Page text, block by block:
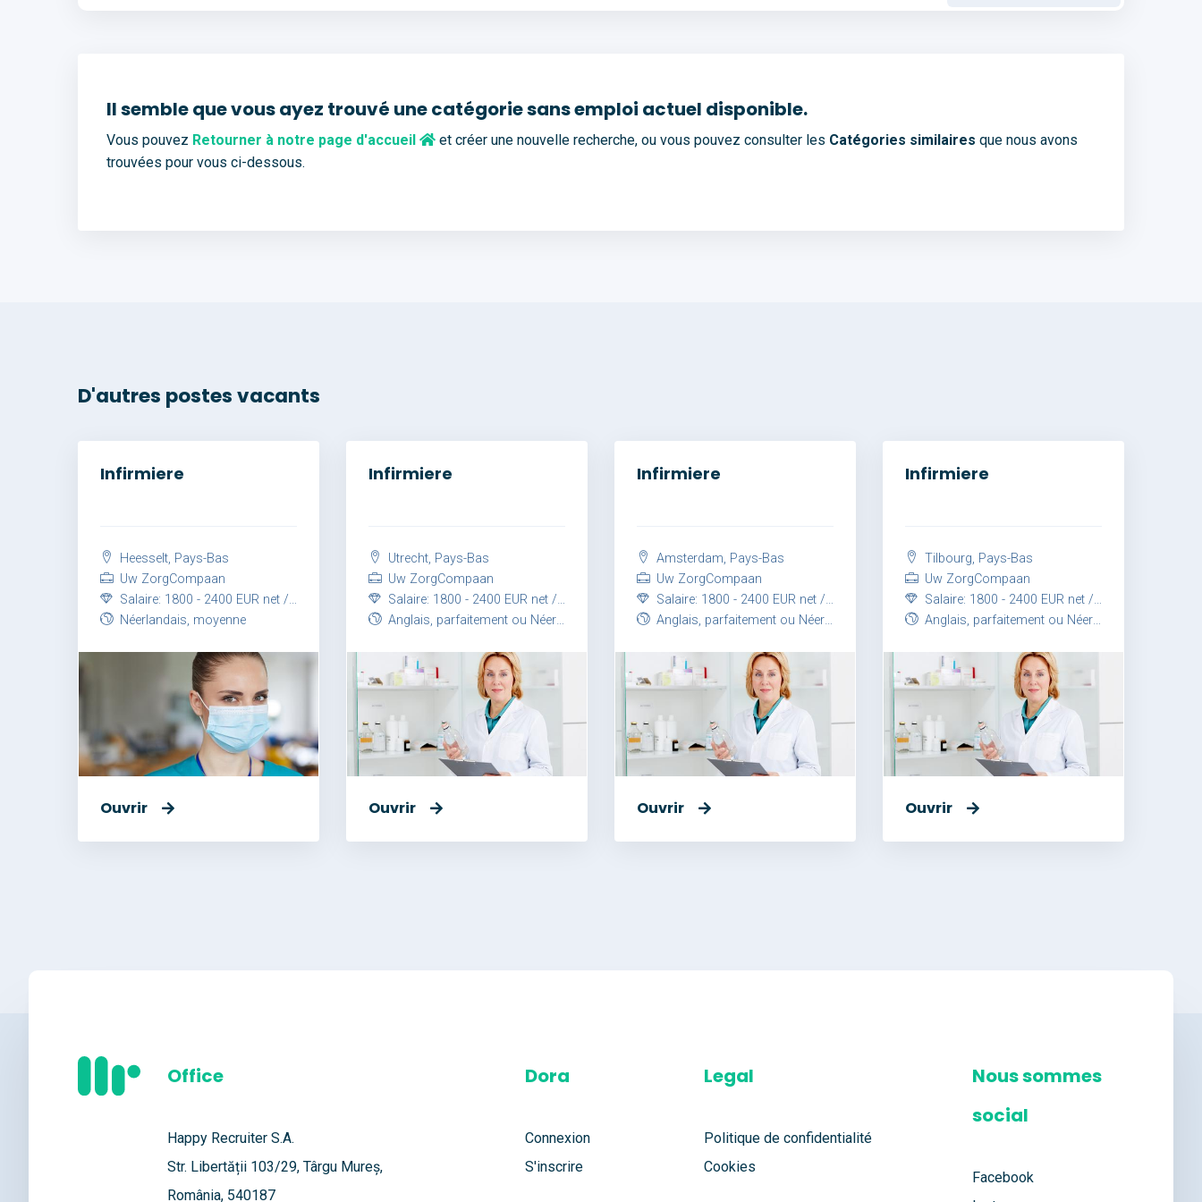
Il semble que vous ayez trouvé une catégorie sans emploi actuel disponible.
Vous pouvez Retourner à notre page d'accueil et créer une nouvelle recherche, ou vous pouvez consulter les Catégories similaires que nous avons
trouvées pour vous ci-dessous.
D'autres postes vacants
Infirmiere
Heesselt, Pays-Bas
Uw ZorgCompaan
Salaire: 1800 - 2400 EUR net / mois
Néerlandais, moyenne
Ouvrir
Infirmiere
Utrecht, Pays-Bas
Uw ZorgCompaan
Salaire: 1800 - 2400 EUR net / mois
Anglais, parfaitement ou Néerlandais, parfaitement
Ouvrir
Infirmiere
Amsterdam, Pays-Bas
Uw ZorgCompaan
Salaire: 1800 - 2400 EUR net / mois
Anglais, parfaitement ou Néerlandais, parfaitement
Ouvrir
Infirmiere
Tilbourg, Pays-Bas
Uw ZorgCompaan
Salaire: 1800 - 2400 EUR net / mois
Anglais, parfaitement ou Néerlandais, parfaitement
Ouvrir
Office
Happy Recruiter S.A.
Str. Libertății 103/29, Târgu Mureș,
România, 540187
Dora
Connexion
S'inscrire
Legal
Politique de confidentialité
Cookies
Nous sommes
social
Facebook